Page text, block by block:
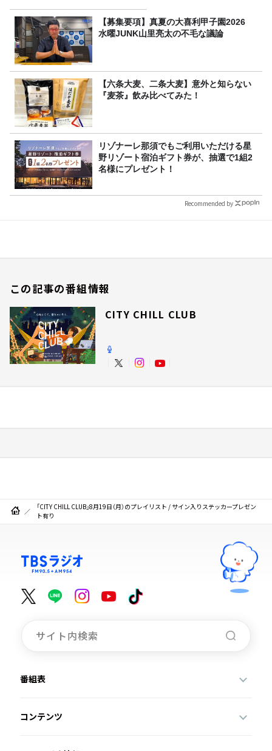
【募集要項】真夏の大喜利甲子園2026
水曜JUNK山里亮太の不毛な議論
【六条大麦、二条大麦】意外と知らない
『麦茶』飲み比べてみた！
リゾナーレ那須でもご利用いただける星
野リゾート宿泊ギフト券が、抽選で1組2
名様にプレゼント！
Recommended by
この記事の番組情報
CITY CHILL CLUB
「CITY CHILL CLUB」8月19日（月）のプレイリスト / サイン入りステッカープレゼン
ト有り
番組表
コンテンツ